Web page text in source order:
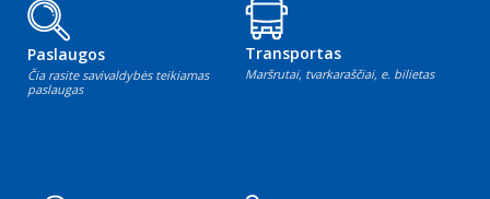
Paslaugos
Čia rasite savivaldybės teikiamas
paslaugas
Transportas
Maršrutai, tvarkaraščiai, e. bilietas